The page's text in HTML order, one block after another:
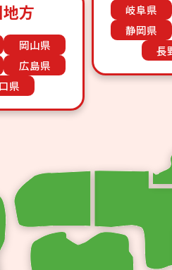
岐阜県
静岡県
長
方
岡山県
広島県
県